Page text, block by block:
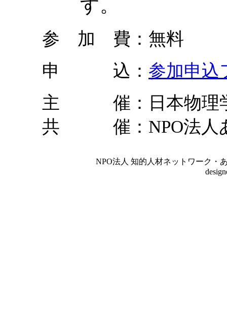
す。
参 加 費：無料
申 込： 参加申込
主 催：日本物理学
共 催：NPO法人あ
NPO法人 知的人材ネットワーク・